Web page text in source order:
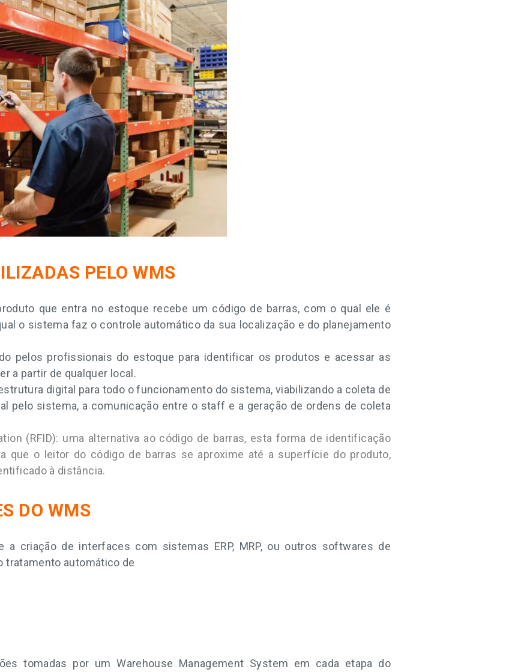
PELO WMS
que entra no estoque recebe um código de barras, com o qual ele é
o sistema faz o controle automático da sua localização e do planejamento
pelos profissionais do estoque para identificar os produtos e acessar as
a partir de qualquer local.
digital para todo o funcionamento do sistema, viabilizando a coleta de
pelo sistema, a comunicação entre o staff e a geração de ordens de coleta
(RFID): uma alternativa ao código de barras, esta forma de identificação
que o leitor do código de barras se aproxime até a superfície do produto,
à distância.
DO WMS
a criação de interfaces com sistemas ERP, MRP, ou outros softwares de
tratamento automático de
tomadas por um Warehouse Management System em cada etapa do